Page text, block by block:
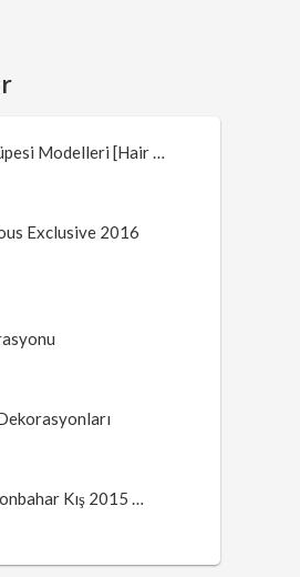
Modelleri [Hair …
Exclusive 2016
Kış 2015 …